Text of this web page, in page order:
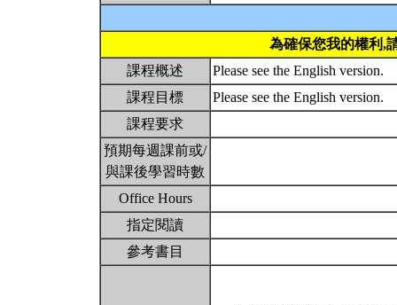
為確保您我的權利,
課程概述
Please see the English version.
課程目標
Please see the English version.
課程要求
預期每週課前或/
與課後學習時數
Office Hours
指定閱讀
參考書目